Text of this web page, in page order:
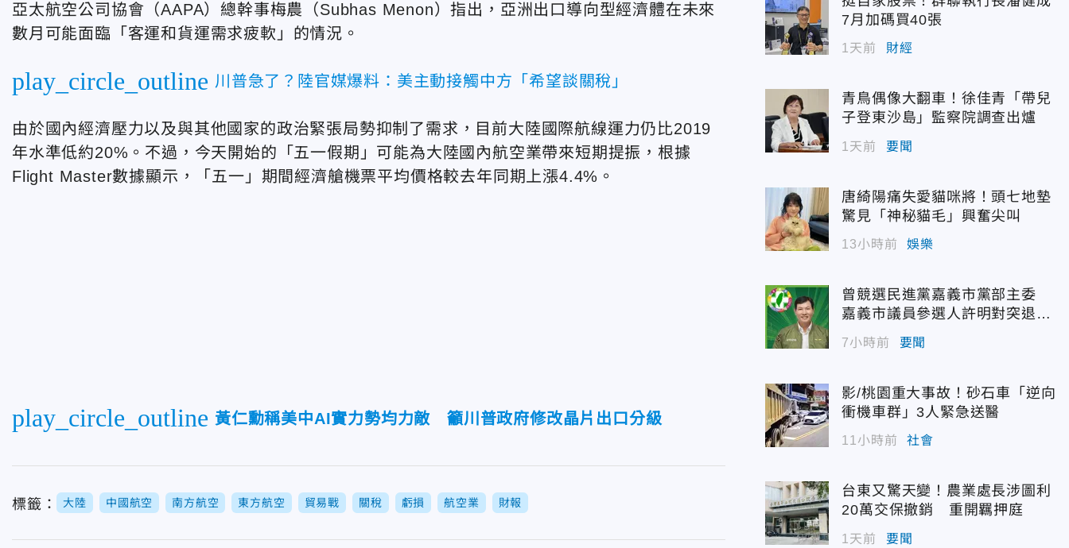
亞太航空公司協會（AAPA）總幹事梅農（Subhas Menon）指出，亞洲出口導向型經濟體在未來
數月可能面臨「客運和貨運需求疲軟」的情況。
play_circle_outline 川普急了？陸官媒爆料：美主動接觸中方「希望談關稅」
由於國內經濟壓力以及與其他國家的政治緊張局勢抑制了需求 ， 目前大陸國際航線運力仍比2019
年水準低約20%。不過，今天開始的「五一假期」可能為大陸國內航空業帶來短期提振，根據
Flight Master數據顯示，「五一」期間經濟艙機票平均價格較去年同期上漲4.4%。
play_circle_outline 黃仁勳稱美中AI實力勢均力敵 籲川普政府修改晶片出口分級
標籤： 大陸 中國航空 南方航空 東方航空 貿易戰 關稅 虧損 航空業 財報
7月加碼買40張
1天前 財經
青鳥偶像大翻車！徐佳青「帶兒
子登東沙島」監察院調查出爐
1天前 要聞
唐綺陽痛失愛貓咪將！頭七地墊
驚見「神秘貓毛」興奮尖叫
13小時前 娛樂
曾競選民進黨嘉義市黨部主委
嘉義市議員參選人許明對突退
選！
7小時前 要聞
影/桃園重大事故！砂石車「逆向
衝機車群」3人緊急送醫
11小時前 社會
台東又驚天變！農業處長涉圖利
20萬交保撤銷 重開羈押庭
1天前 要聞